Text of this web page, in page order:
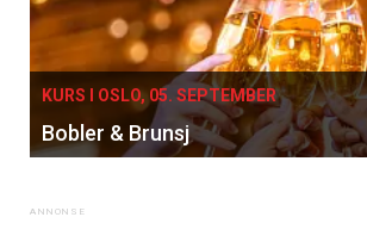
KURS I OSLO, 05. SEPTEMBER
Bobler & Brunsj